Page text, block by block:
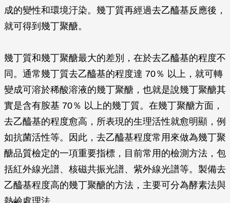
成的變性和環境汙染。幾丁質再經過去乙醯基反應後，
就可得到幾丁聚醣。
幾丁質和幾丁聚醣最大的差別，在於去乙醯基的程度不
同。通常幾丁質去乙醯基的程度達 70％ 以上，就可轉
變成可溶於稀酸溶液的幾丁聚醣，也就是說幾丁聚醣其
實是含有胺基 70％ 以上的幾丁質。在幾丁聚醣方面，
去乙醯基的程度愈高，所表現的生理活性就愈明顯，例
如抗菌活性等。因此，去乙醯基程度常用來做為幾丁聚
醣品質檢定的一項重要指標，目前常用的檢測方法，包
括紅外線光譜、核磁共振光譜、紫外線光譜等。製備去
乙醯基程度高的幾丁聚醣的方法，主要可分為酵素法與
熱鹼處理法。